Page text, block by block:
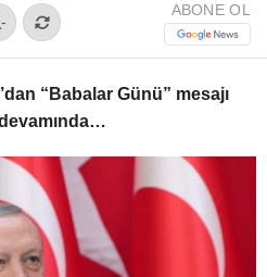
-
ABONE OL
“Babalar Günü” mesajı